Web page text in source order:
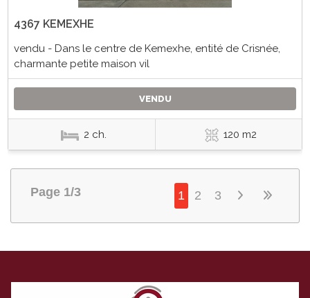
4367 KEMEXHE
vendu - Dans le centre de Kemexhe, entité de Crisnée,
charmante petite maison vil
VENDU
2 ch. 120 m2
Page 1/3 1 2 3